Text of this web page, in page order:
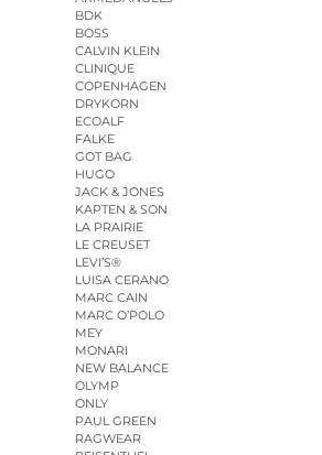
BDK
BOSS
CALVIN KLEIN
CLINIQUE
COPENHAGEN
DRYKORN
ECOALF
FALKE
GOT BAG
HUGO
JACK & JONES
KAPTEN & SON
LA PRAIRIE
LE CREUSET
LEVI’S®
LUISA CERANO
MARC CAIN
MARC O’POLO
MEY
MONARI
NEW BALANCE
OLYMP
ONLY
PAUL GREEN
RAGWEAR